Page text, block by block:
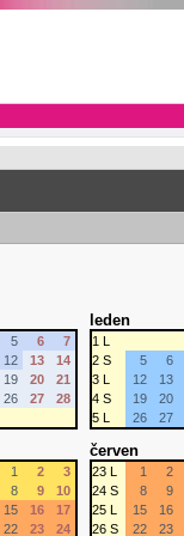
5 6
7
12 13
14
19 20
21
26 27
28
leden
1 L
2 S
5 6
3 L
12 13
4 S
19 20
5 L
26 27
1 2
3
8 9
10
15 16
17
22 23
24
červen
23 L 1 2
24 S
8 9
25 L
15 16
26 S
22 23